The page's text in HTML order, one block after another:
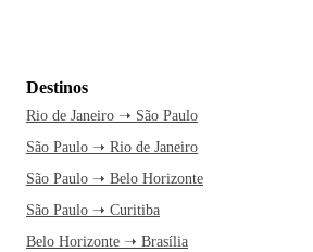
Destinos
Rio de Janeiro ➝ São Paulo
São Paulo ➝ Rio de Janeiro
São Paulo ➝ Belo Horizonte
São Paulo ➝ Curitiba
Belo Horizonte ➝ Brasília